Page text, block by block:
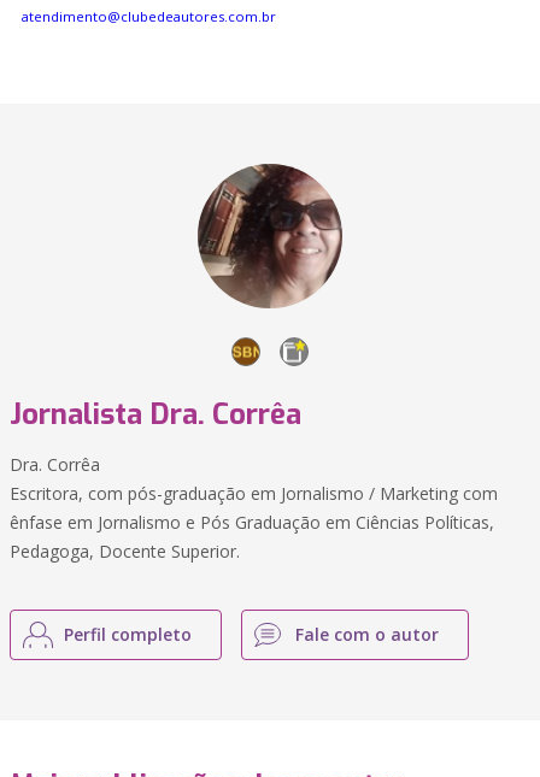
atendimento@clubedeautores.com.br
Jornalista Dra. Corrêa
Dra. Corrêa
Escritora, com pós-graduação em Jornalismo / Marketing com
ênfase em Jornalismo e Pós Graduação em Ciências Políticas,
Pedagoga, Docente Superior.
Perfil completo Fale com o autor